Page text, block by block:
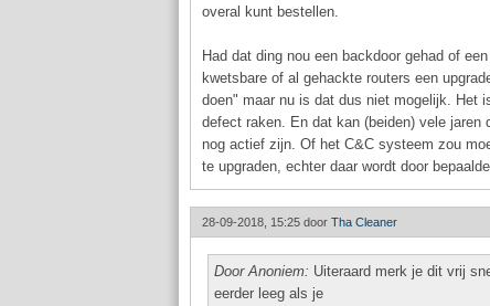
overal kunt bestellen.
Had dat ding nou een backdoor gehad of
kwetsbare of al gehackte routers een
doen" maar nu is dat dus niet mogelijk. Het
defect raken. En dat kan (beiden) vele jaren
nog actief zijn. Of het C&C systeem zou
te upgraden, echter daar wordt door
28-09-2018, 15:25 door Tha Cleaner
Door Anoniem: Uiteraard merk je dit vrij
eerder leeg als je